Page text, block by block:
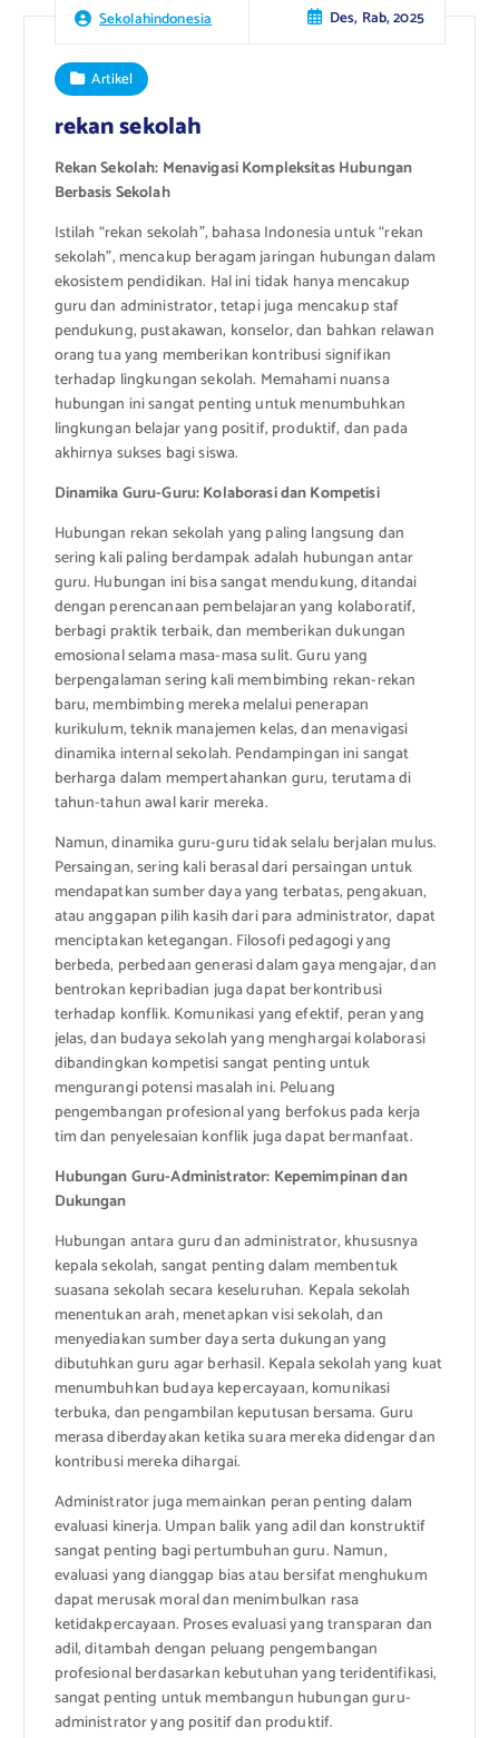
Sekolahindonesia Des, Rab, 2025
Artikel
rekan sekolah
Rekan Sekolah: Menavigasi Kompleksitas Hubungan
Berbasis Sekolah
Istilah “rekan sekolah”, bahasa Indonesia untuk “rekan
sekolah”, mencakup beragam jaringan hubungan dalam
ekosistem pendidikan. Hal ini tidak hanya mencakup
guru dan administrator, tetapi juga mencakup staf
pendukung, pustakawan, konselor, dan bahkan relawan
orang tua yang memberikan kontribusi signifikan
terhadap lingkungan sekolah. Memahami nuansa
hubungan ini sangat penting untuk menumbuhkan
lingkungan belajar yang positif, produktif, dan pada
akhirnya sukses bagi siswa.
Dinamika Guru-Guru: Kolaborasi dan Kompetisi
Hubungan rekan sekolah yang paling langsung dan
sering kali paling berdampak adalah hubungan antar
guru. Hubungan ini bisa sangat mendukung, ditandai
dengan perencanaan pembelajaran yang kolaboratif,
berbagi praktik terbaik, dan memberikan dukungan
emosional selama masa-masa sulit. Guru yang
berpengalaman sering kali membimbing rekan-rekan
baru, membimbing mereka melalui penerapan
kurikulum, teknik manajemen kelas, dan menavigasi
dinamika internal sekolah. Pendampingan ini sangat
berharga dalam mempertahankan guru, terutama di
tahun-tahun awal karir mereka.
Namun, dinamika guru-guru tidak selalu berjalan mulus.
Persaingan, sering kali berasal dari persaingan untuk
mendapatkan sumber daya yang terbatas, pengakuan,
atau anggapan pilih kasih dari para administrator, dapat
menciptakan ketegangan. Filosofi pedagogi yang
berbeda, perbedaan generasi dalam gaya mengajar, dan
bentrokan kepribadian juga dapat berkontribusi
terhadap konflik. Komunikasi yang efektif, peran yang
jelas, dan budaya sekolah yang menghargai kolaborasi
dibandingkan kompetisi sangat penting untuk
mengurangi potensi masalah ini. Peluang
pengembangan profesional yang berfokus pada kerja
tim dan penyelesaian konflik juga dapat bermanfaat.
Hubungan Guru-Administrator: Kepemimpinan dan
Dukungan
Hubungan antara guru dan administrator, khususnya
kepala sekolah, sangat penting dalam membentuk
suasana sekolah secara keseluruhan. Kepala sekolah
menentukan arah, menetapkan visi sekolah, dan
menyediakan sumber daya serta dukungan yang
dibutuhkan guru agar berhasil. Kepala sekolah yang kuat
menumbuhkan budaya kepercayaan, komunikasi
terbuka, dan pengambilan keputusan bersama. Guru
merasa diberdayakan ketika suara mereka didengar dan
kontribusi mereka dihargai.
Administrator juga memainkan peran penting dalam
evaluasi kinerja. Umpan balik yang adil dan konstruktif
sangat penting bagi pertumbuhan guru. Namun,
evaluasi yang dianggap bias atau bersifat menghukum
dapat merusak moral dan menimbulkan rasa
ketidakpercayaan. Proses evaluasi yang transparan dan
adil, ditambah dengan peluang pengembangan
profesional berdasarkan kebutuhan yang teridentifikasi,
sangat penting untuk membangun hubungan guru-
administrator yang positif dan produktif.